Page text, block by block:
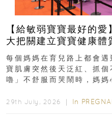
【給敏弱寶寶最好的
大把關建立寶寶健康體
每個媽媽在育兒路上都會
寶肌膚突然後天泛紅、抓
嚕」不舒服而哭鬧時，媽
29th July, 2026 ｜ In